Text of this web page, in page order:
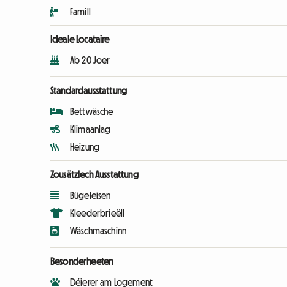
Famill
Ideale Locataire
Ab 20 Joer
Standardausstattung
Bettwäsche
Klimaanlag
Heizung
Zousätzlech Ausstattung
Bügeleisen
Kleederbrieëll
Wäschmaschinn
Besonderheeten
Déierer am Logement